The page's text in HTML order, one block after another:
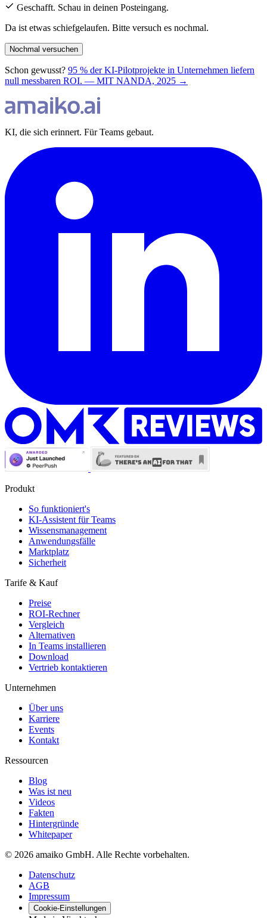
Geschafft. Schau in deinen Posteingang.
Da ist etwas schiefgelaufen. Bitte versuch es nochmal.
Nochmal versuchen
Schon gewusst? 95 % der KI-Pilotprojekte in Unternehmen liefern
null messbaren ROI. — MIT NANDA, 2025 →
KI, die sich erinnert. Für Teams gebaut.
Produkt
So funktioniert's
KI-Assistent für Teams
Wissensmanagement
Anwendungsfälle
Marktplatz
Sicherheit
Tarife & Kauf
Preise
ROI-Rechner
Vergleich
Alternativen
In Teams installieren
Download
Vertrieb kontaktieren
Unternehmen
Über uns
Karriere
Events
Kontakt
Ressourcen
Blog
Was ist neu
Videos
Fakten
Hintergründe
Whitepaper
© 2026 amaiko GmbH. Alle Rechte vorbehalten.
Datenschutz
AGB
Impressum
Cookie-Einstellungen